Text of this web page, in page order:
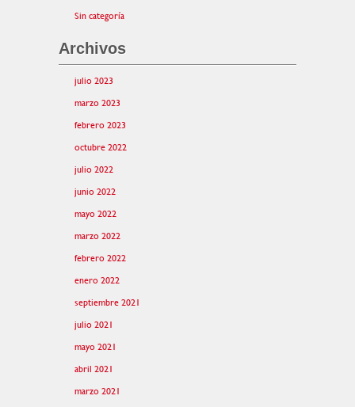
Sin categoría
Archivos
julio 2023
marzo 2023
febrero 2023
octubre 2022
julio 2022
junio 2022
mayo 2022
marzo 2022
febrero 2022
enero 2022
septiembre 2021
julio 2021
mayo 2021
abril 2021
marzo 2021